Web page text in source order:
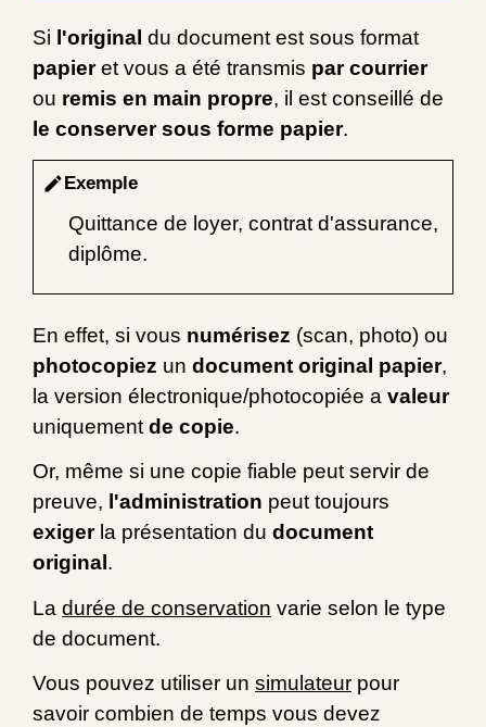
Si l'original du document est sous format
papieret vous a été transmis par courrier
ou remis en main propre, il est conseillé de
le conserver sous forme papier.
editExemple
Quittance de loyer, contrat d'assurance,
diplôme.
En effet, si vous numérisez (scan, photo) ou
photocopiez un document original papier,
la version électronique/photocopiée a valeur
uniquement de copie.
Or, même si une copie fiable peut servir de
preuve, l'administration peut toujours
exigerla présentation du document
original .
La durée de conservation varie selon le type
de document.
Vous pouvez utiliser un simulateur pour
savoir combien de temps vous devez